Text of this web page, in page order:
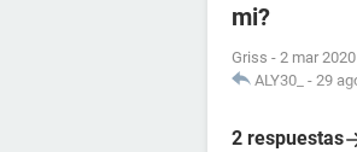
mi?
Griss - 2 mar
ALY30_ - 29
2 respuestas